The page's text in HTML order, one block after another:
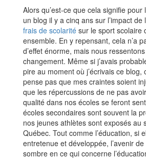
Alors qu’est-ce que cela signifie pour
un blog il y a cinq ans sur l’impact de
frais de scolarité sur le sport scolaire
ensemble. En y repensant, cela n’a
d’effet énorme, mais nous
changement. Même si j’avais
pire au moment où j’écrivais ce blog,
pense pas que mes craintes soient
que les répercussions de ne pas
qualité dans nos écoles se feront
écoles secondaires sont souvent la
nos jeunes athlètes sont exposés au
Québec. Tout comme l’éducation, si
entretenue et développée, l’avenir
sombre en ce qui concerne